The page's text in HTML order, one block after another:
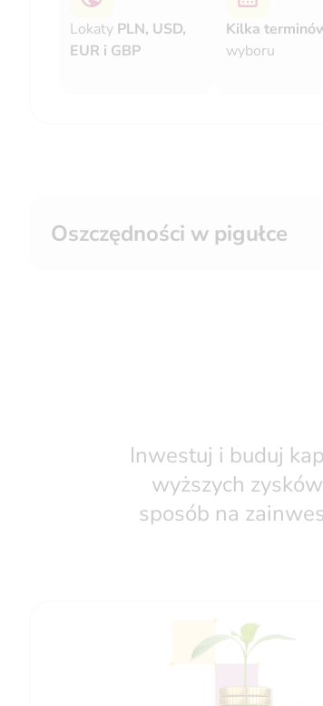
Lokaty PLN, USD,
EUR i GBP
Kilka
wyboru
Oszczędności w pigułce
Inwestuj i buduj
wyższych
sposób na